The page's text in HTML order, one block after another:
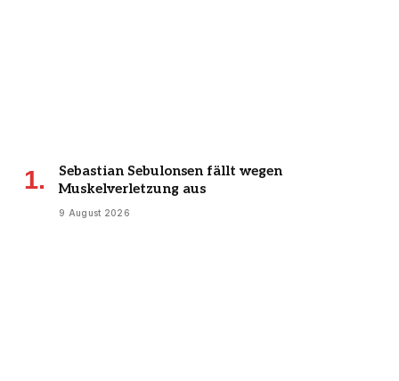
Sebastian Sebulonsen fällt wegen
Muskelverletzung aus
9 August 2026